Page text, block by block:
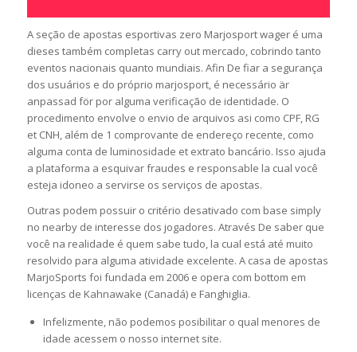
A seção de apostas esportivas zero Marjosport wager é uma
dieses também completas carry out mercado, cobrindo tanto
eventos nacionais quanto mundiais. Afin De fiar a segurança
dos usuários e do próprio marjosport, é necessário är
anpassad för por alguma verificação de identidade. O
procedimento envolve o envio de arquivos asi como CPF, RG
et CNH, além de 1 comprovante de endereço recente, como
alguma conta de luminosidade et extrato bancário. Isso ajuda
a plataforma a esquivar fraudes e responsable la cual você
esteja idoneo a servirse os serviços de apostas.
Outras podem possuir o critério desativado com base simply
no nearby de interesse dos jogadores. Através De saber que
você na realidade é quem sabe tudo, la cual está até muito
resolvido para alguma atividade excelente. A casa de apostas
MarjoSports foi fundada em 2006 e opera com bottom em
licenças de Kahnawake (Canadá) e Fanghiglia.
Infelizmente, não podemos posibilitar o qual menores de
idade acessem o nosso internet site.